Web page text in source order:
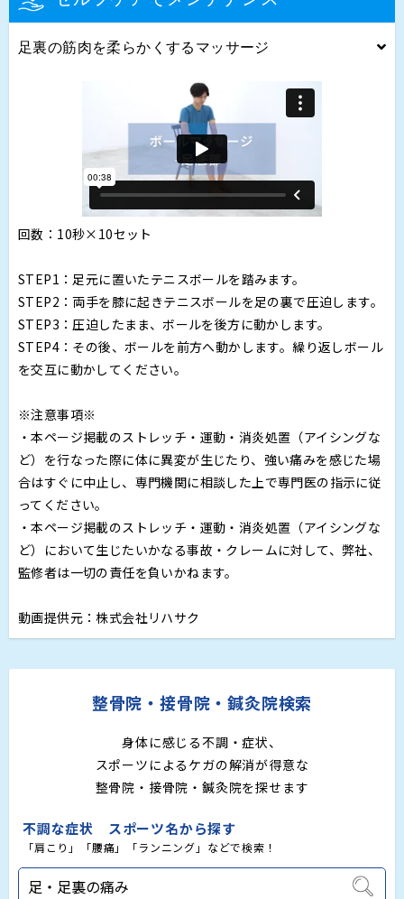
足裏の筋肉を柔らかくするマッサージ
回数：10秒×10セット
STEP1：足元に置いたテニスボールを踏みます。
STEP2：両手を膝に起きテニスボールを足の裏で圧迫します。
STEP3：圧迫したまま、ボールを後方に動かします。
STEP4：その後、ボールを前方へ動かします。繰り返しボール
を交互に動かしてください。
※注意事項※
・本ページ掲載のストレッチ・運動・消炎処置（アイシングな
ど）を行なった際に体に異変が生じたり、強い痛みを感じた場
合はすぐに中止し、専門機関に相談した上で専門医の指示に従
ってください。
・本ページ掲載のストレッチ・運動・消炎処置（アイシングな
ど）において生じたいかなる事故・クレームに対して、弊社、
監修者は一切の責任を負いかねます。
動画提供元：株式会社リハサク
整骨院・接骨院・鍼灸院検索
身体に感じる不調・症状、
スポーツによるケガの解消が得意な
整骨院・接骨院・鍼灸院を探せます
不調な症状 スポーツ名から探す
「肩こり」「腰痛」「ランニング」などで検索！